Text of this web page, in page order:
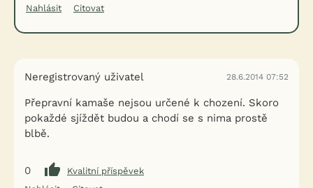
Nahlásit
Citovat
Neregistrovaný uživatel 28.6.2014 07:52
Přepravní kamaše nejsou určené k chození. Skoro
pokaždé sjíždět budou a chodí se s nima prostě
blbě.
0
Kvalitní příspěvek